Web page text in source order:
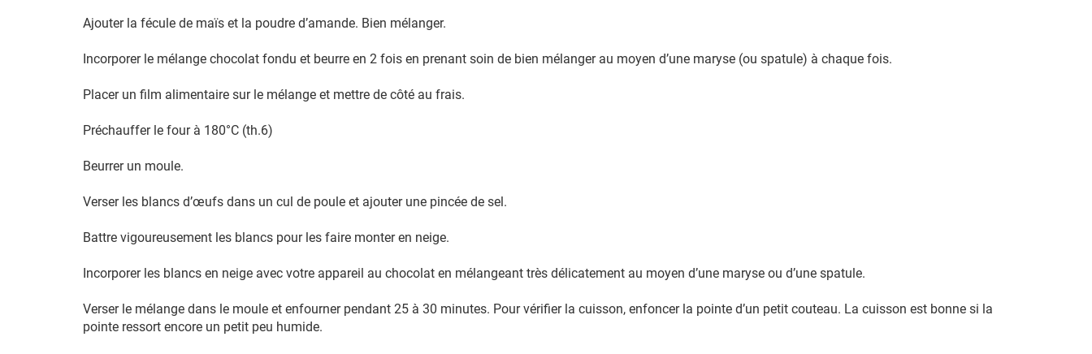
Ajouter la fécule de maïs et la poudre d’amande. Bien mélanger.
Incorporer le mélange chocolat fondu et beurre en 2 fois en prenant soin de bien mélanger au moyen d’une maryse (ou spatule) à chaque fois.
Placer un film alimentaire sur le mélange et mettre de côté au frais.
Préchauffer le four à 180°C (th.6)
Beurrer un moule.
Verser les blancs d’œufs dans un cul de poule et ajouter une pincée de sel.
Battre vigoureusement les blancs pour les faire monter en neige.
Incorporer les blancs en neige avec votre appareil au chocolat en mélangeant très délicatement au moyen d’une maryse ou d’une spatule.
Verser le mélange dans le moule et enfourner pendant 25 à 30 minutes. Pour vérifier la cuisson, enfoncer la pointe d’un petit couteau. La cuisson est bonne si la
pointe ressort encore un petit peu humide.